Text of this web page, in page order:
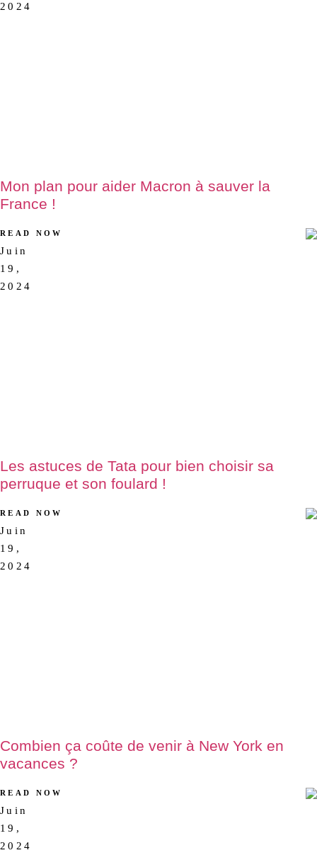
2024
Mon plan pour aider Macron à sauver la
France !
READ NOW
Juin
19,
2024
Les astuces de Tata pour bien choisir sa
perruque et son foulard !
READ NOW
Juin
19,
2024
Combien ça coûte de venir à New York en
vacances ?
READ NOW
Juin
19,
2024